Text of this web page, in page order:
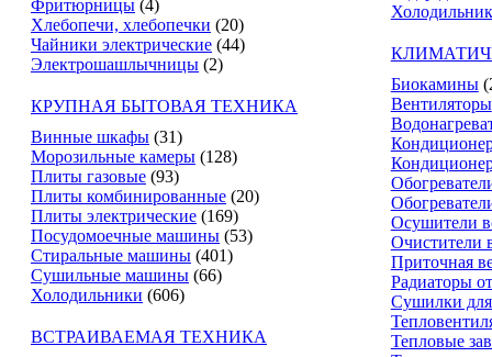
Фритюрницы (4)
Хлебопечи, хлебопечки (20)
Чайники электрические (44)
Электрошашлычницы (2)
КРУПНАЯ БЫТОВАЯ ТЕХНИКА
Винные шкафы (31)
Морозильные камеры (128)
Плиты газовые (93)
Плиты комбинированные (20)
Плиты электрические (169)
Посудомоечные машины (53)
Стиральные машины (401)
Сушильные машины (66)
Холодильники (606)
ВСТРАИВАЕМАЯ ТЕХНИКА
Биокамины
Вентиляторы
Осушители
Очистители
Приточная
Радиаторы
Сушилки
Тепловые